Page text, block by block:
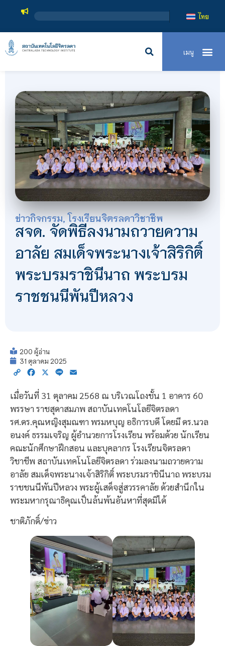
สถาบัน
ไทย
ข่าวกิจกรรม ,โรงเรียนจิตรลดาวิชาชีพ
สจด. จัดพิธีลงนามถวายความ
อาลัย สมเด็จพระนางเจ้าสิริกิติ์
พระบรมราชินีนาถ พระบรม
ราชชนนีพันปีหลวง
200 ผู้อ่าน
31 ตุลาคม 2025
Copy Facebook
X Line
เมื่อวันที่ 31 ตุลาคม 2568 ณ บริเวณโถงชั้น 1 อาคาร 60
พรรษา ราชสุดาสมภพ สถาบันเทคโนโลยีจิตรลดา
รศ.ดร.คุณหญิงสุมณฑา พรมหบุญ อธิการบดี โดยมี ดร.นวล
อนงค์ ธรรมเจริญ ผู้อำนวยการโรงเรียน พร้อมด้วย นักเรียน
คณะนักศึกษาฝึกสอน และบุคลากร โรงเรียนจิตรลดา
วิชาชีพ สถาบันเทคโนโลยีจิตรลดา ร่วมลงนามถวายความ
อาลัย สมเด็จพระนางเจ้าสิริกิติ์ พระบรมราชินีนาถ พระบรม
ราชชนนีพันปีหลวง พระผู้เสด็จสู่สวรรคาลัย ด้วยสำนึกใน
พระมหากรุณาธิคุณเป็นล้นพ้นอันหาที่สุดมิได้
ชาติภักดิ์/ข่าว